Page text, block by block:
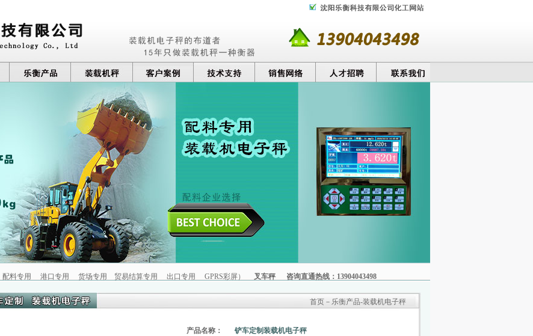
配料专用 港口专用 货场专用 贸易结算专用 出口专用 GPRS彩屏） 叉车秤 咨询直通热线：13904043498
首页－乐衡产品-装载机电子秤
产品名称： 铲车定制装载机电子秤